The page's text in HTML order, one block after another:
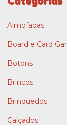
Almofadas
Board e Card
Botons
Brincos
Brinquedos
Calçados